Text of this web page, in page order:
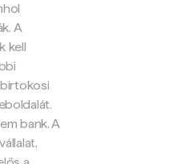
A
kell
bank. A